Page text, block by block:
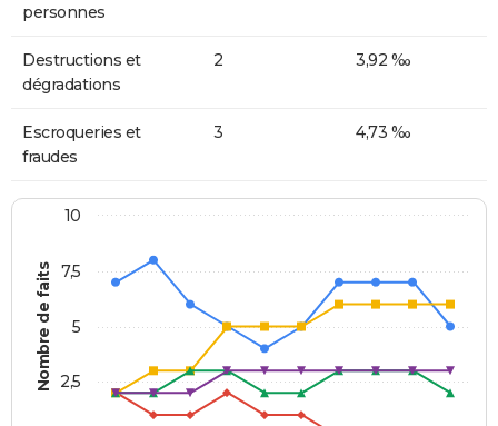
personnes
Destructions et
dégradations
2 3,92 ‰
Escroqueries et
fraudes
3 4,73 ‰
Nombre de faits 2,5
5
7,5
10